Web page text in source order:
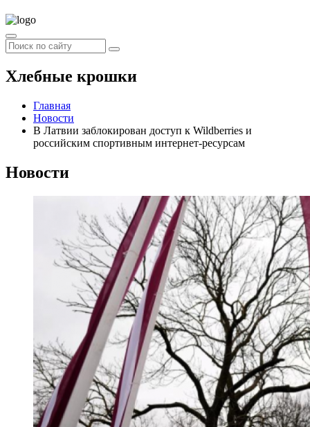
Хлебные крошки
Главная
Новости
В Латвии заблокирован доступ к Wildberries и
российским спортивным интернет-ресурсам
Новости